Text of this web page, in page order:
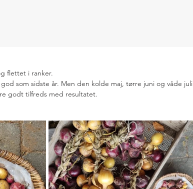
flettet i ranker.
som sidste år. Men den kolde maj, tørre juni og våde juli
godt tilfreds med resultatet.